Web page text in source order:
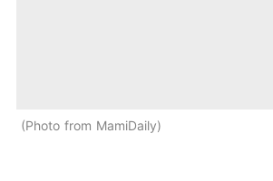
Photo from MamiDaily